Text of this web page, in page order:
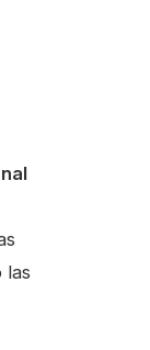
las